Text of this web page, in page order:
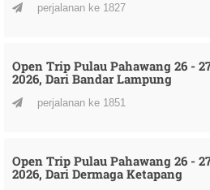
perjalanan ke 1827
Open Trip Pulau Pahawang 26 -
2026, Dari Bandar Lampung
perjalanan ke 1851
Open Trip Pulau Pahawang 26 -
2026, Dari Dermaga Ketapang